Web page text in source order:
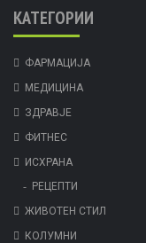
КАТЕГОРИИ
ФАРМАЦИЈА
МЕДИЦИНА
ЗДРАВЈЕ
ФИТНЕС
ИСХРАНА
РЕЦЕПТИ
ЖИВОТЕН СТИЛ
КОЛУМНИ